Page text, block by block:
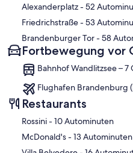
Alexanderplatz- 52
Friedrichstraße- 53
Brandenburger Tor- 58
Fortbewegung vor
Bahnhof Wandlitzsee –
Flughafen Brandenburg
Restaurants
‪Rossini - ‬10 Autominuten
‪McDonald's - ‬13 Autominuten